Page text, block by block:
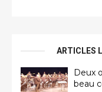
ARTICLES
Deux
beau